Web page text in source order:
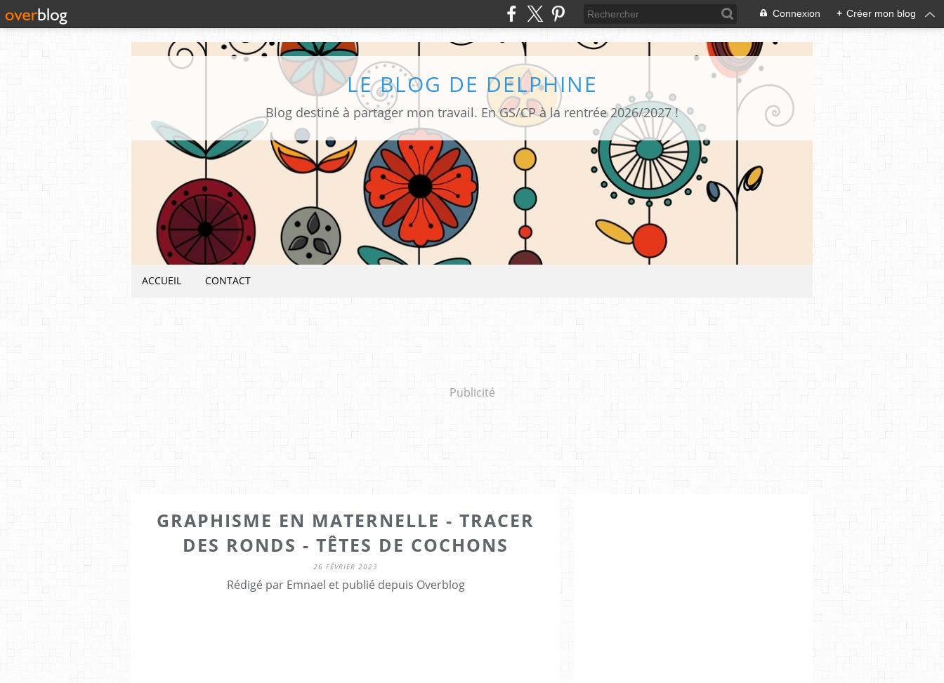
Connexion + Créer mon blog
LE BLOG DE DELPHINE
Blog destiné à partager mon travail. En GS/CP à la rentrée 2026/2027 !
ACCUEIL CONTACT
Publicité
GRAPHISME EN MATERNELLE - TRACER
DES RONDS - TÊTES DE COCHONS
26 FÉVRIER 2023
Rédigé par Emnael et publié depuis Overblog